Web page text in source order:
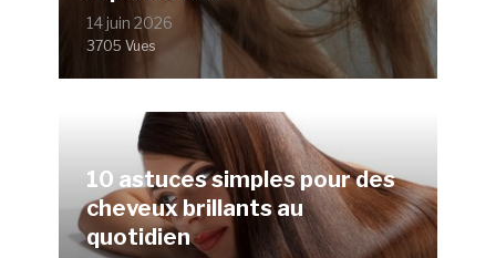
14 juin 2026
3705 Vues
10 astuces simples pour des
cheveux brillants au
quotidien